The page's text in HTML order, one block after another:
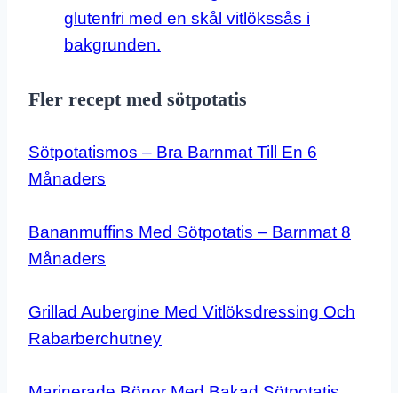
Fler recept med sötpotatis
Sötpotatismos – Bra Barnmat Till En 6
Månaders
Bananmuffins Med Sötpotatis – Barnmat 8
Månaders
Grillad Aubergine Med Vitlöksdressing Och
Rabarberchutney